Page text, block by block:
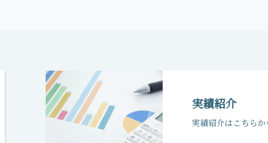
実績紹介
実績紹介はこちらか